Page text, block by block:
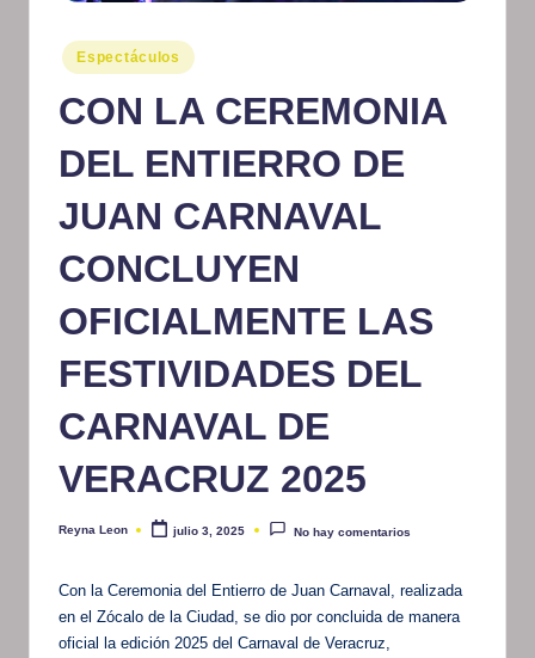
m
at
iv
o
Publicado
en
Espectáculos
CON LA CEREMONIA
DEL ENTIERRO DE
JUAN CARNAVAL
CONCLUYEN
OFICIALMENTE LAS
FESTIVIDADES DEL
CARNAVAL DE
VERACRUZ 2025
Publicado
Reyna Leon julio 3, 2025 No hay comentarios
Con la Ceremonia del Entierro de Juan Carnaval, realizada
en el Zócalo de la Ciudad, se dio por concluida de manera
oficial la edición 2025 del Carnaval de Veracruz,